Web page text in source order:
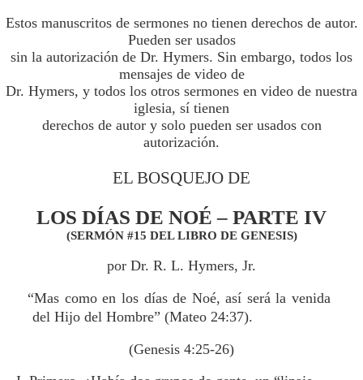
Estos manuscritos de sermones no tienen derechos de autor.
Pueden ser usados
sin la autorización de Dr. Hymers. Sin embargo, todos los
mensajes de video de
Dr. Hymers, y todos los otros sermones en video de nuestra
iglesia, sí tienen
derechos de autor y solo pueden ser usados con
autorización.
EL BOSQUEJO DE
LOS DÍAS DE NOÉ – PARTE IV
(SERMÓN #15 DEL LIBRO DE GENESIS)
por Dr. R. L. Hymers, Jr.
“Mas como en los días de Noé, así será la venida
del Hijo del Hombre” (Mateo 24:37).
(Genesis 4:25-26)